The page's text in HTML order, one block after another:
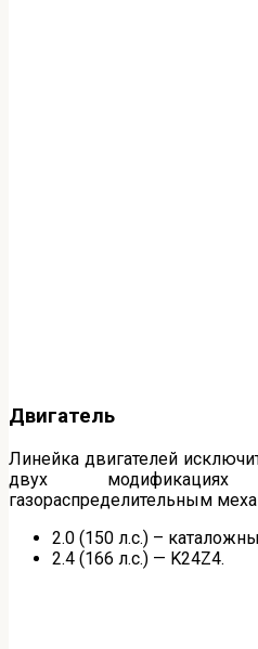
Двигатель
Линейка двигателей
двух
газораспределительным
2.0 (150 л.с.) –
2.4 (166 л.с.) — K24Z4.